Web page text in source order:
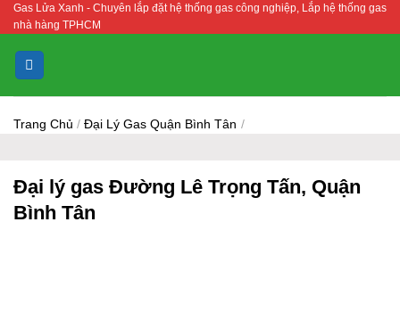
Bỏ
qua
nội
dung
Gas Lửa Xanh - Chuyên lắp đặt hệ thống gas công nghiệp, Lắp hệ thống gas
nhà hàng TPHCM
Trang Chủ / Đại Lý Gas Quận Bình Tân /
Đại lý gas Đường Lê Trọng Tấn, Quận
Bình Tân